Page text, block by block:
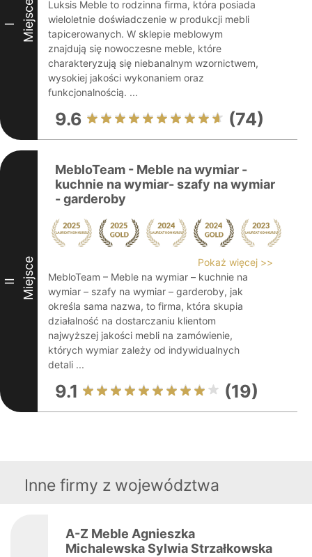
I Miejsce
Luksis Meble to rodzinna firma, która posiada
wieloletnie doświadczenie w produkcji mebli
tapicerowanych. W sklepie meblowym
znajdują się nowoczesne meble, które
charakteryzują się niebanalnym wzornictwem,
wysokiej jakości wykonaniem oraz
funkcjonalnością. ...
9.6 (74)
II Miejsce
MebloTeam - Meble na wymiar -
kuchnie na wymiar- szafy na wymiar
- garderoby
Pokaż więcej >>
MebloTeam – Meble na wymiar – kuchnie na
wymiar – szafy na wymiar – garderoby, jak
określa sama nazwa, to firma, która skupia
działalność na dostarczaniu klientom
najwyższej jakości mebli na zamówienie,
których wymiar zależy od indywidualnych
detali ...
9.1 (19)
Inne firmy z województwa
A-Z Meble Agnieszka
Michalewska Sylwia Strzałkowska